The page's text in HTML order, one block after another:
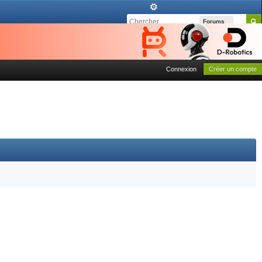
Forums
Connexion Créer un compte